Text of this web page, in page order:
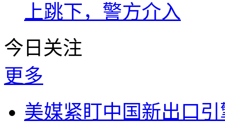
上跳下，警方介入
今日关注
更多
美媒紧盯中国新出口